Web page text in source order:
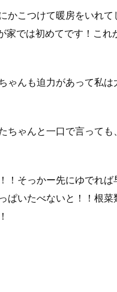
かこつけて暖房をいれ
家では初めてです！こ
んも迫力があって私
ゃんと一口で言って
！そっかー先にゆでれ
いたべないと！！根菜